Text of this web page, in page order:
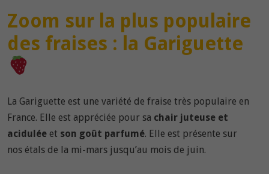
Zoom sur la plus populaire
des fraises : la Gariguette
La Gariguette est une variété de fraise très populaire en
France. Elle est appréciée pour sa chair juteuse et
aciduléeet son goût parfumé. Elle est présente sur
nos étals de la mi-mars jusqu’au mois de juin.